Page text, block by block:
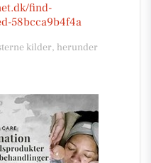
find-
58bcca9b4f4a
kilder, herunder